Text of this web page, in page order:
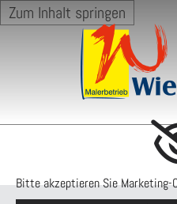
Zum Inhalt springen
Bitte akzeptieren Sie Marketing-